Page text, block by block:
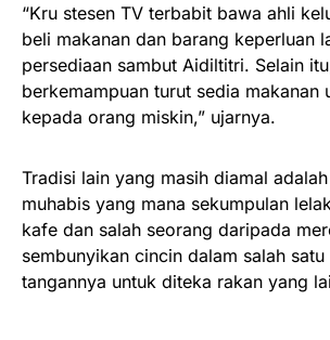
“Kru stesen TV terbabit bawa ahli
beli makanan dan barang keperluan
persediaan sambut Aidiltitri. Selain
berkemampuan turut sedia makanan
kepada orang miskin,” ujarnya.
Tradisi lain yang masih diamal
muhabis yang mana sekumpulan
kafe dan salah seorang daripada
sembunyikan cincin dalam salah
tangannya untuk diteka rakan yang